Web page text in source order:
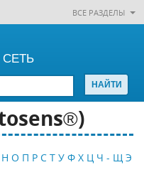
ВСЕ РАЗДЕЛЫ
Н О П Р С Т У Ф Х Ц Ч - Щ Э